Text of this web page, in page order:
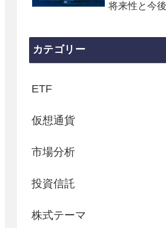
将来性と今
カテゴリー
ETF
仮想通貨
市場分析
投資信託
株式テーマ